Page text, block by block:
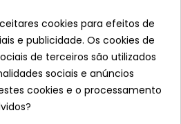
cookies para efeitos de
e publicidade. Os cookies de
de terceiros são utilizados
sociais e anúncios
cookies e o processamento